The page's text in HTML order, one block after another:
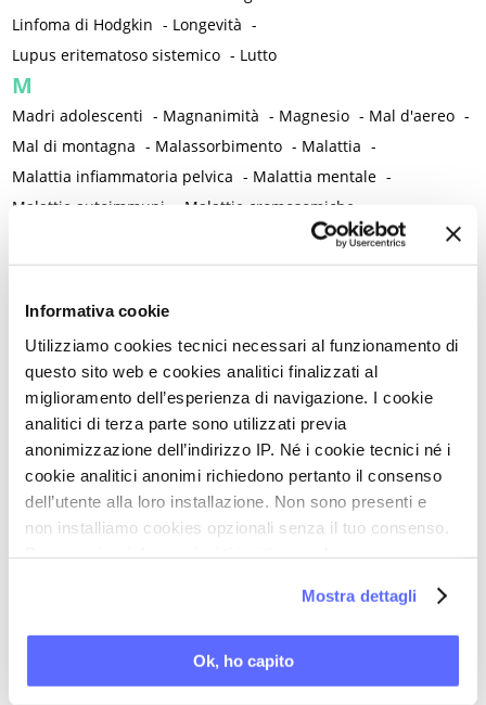
Informativa cookie
Utilizziamo cookies tecnici necessari al funzionamento di
questo sito web e cookies analitici finalizzati al
miglioramento dell’esperienza di navigazione. I cookie
analitici di terza parte sono utilizzati previa
anonimizzazione dell’indirizzo IP. Né i cookie tecnici né i
cookie analitici anonimi richiedono pertanto il consenso
dell’utente alla loro installazione. Non sono presenti e
non installiamo cookies opzionali senza il tuo consenso.
Mostra dettagli
Ok, ho capito
Linfoma di Hodgkin - Longevità -
Lupus eritematoso sistemico - Lutto
M
Madri adolescenti - Magnanimità - Magnesio - Mal d'aereo -
Mal di montagna - Malassorbimento - Malattia -
Malattia infiammatoria pelvica - Malattia mentale -
Malattie autoimmuni
Malattie cromosomiche
Malattie metaboliche -
Malattie neurologiche -Malattie reumatiche -
Mastodinia / Mastalgia
Mastopatia fibrocistica - Maternità
Matrimonio non consumato - Medicina -Medicina di genere
Medicina di precisione -Medicina occidentale -
Medicina rigenerativa -Medicina tradizionale cinese -
Medico di famiglia - Meditazione -Melanosi vulvare -
Memoria morale
Menopausa precoce -
Menopausa temporanea preoperatoria -
Menopausa temporanea terapeutica -
Mestruazione retrograda -Metabolismo -Mialgia -